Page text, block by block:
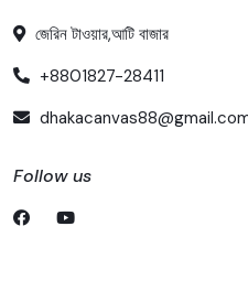
জেরিন টাওয়ার,আটি বাজার
+8801827-28411
Follow us